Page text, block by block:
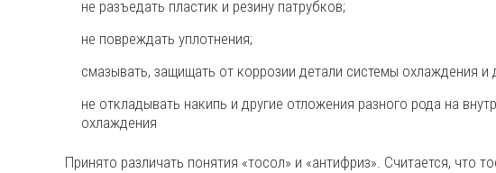
не разъедать пластик и резину патрубков;
не повреждать уплотнения;
смазывать, защищать от коррозии детали системы охлаждения и
не откладывать накипь и другие отложения разного рода на
охлаждения
Принято различать понятия «тосол» и «антифриз». Считается, что